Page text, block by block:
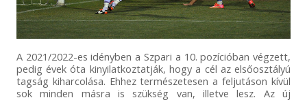
A 2021/2022-es idényben a Szpari a 10. pozícióban végzett,
pedig évek óta kinyilatkoztatják, hogy a cél az elsőosztályú
tagság kiharcolása. Ehhez természetesen a feljutáson kívül
sok minden másra is szükség van, illetve lesz. Az új